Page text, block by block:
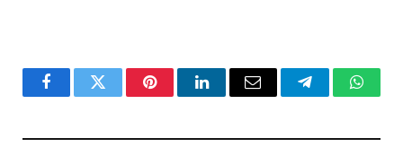
FacebookTwitterPinterestLinkedInEmail Telegram